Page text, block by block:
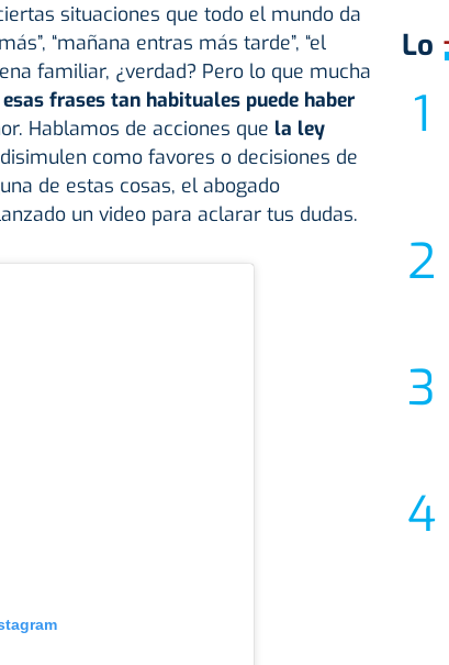
situaciones que todo el mundo da
“mañana entras más tarde”, “el
familiar, ¿verdad? Pero lo que mucha
frases tan habituales puede haber
Hablamos de acciones que la ley
como favores o decisiones de
de estas cosas, el abogado
un video para aclarar tus dudas.
Lo